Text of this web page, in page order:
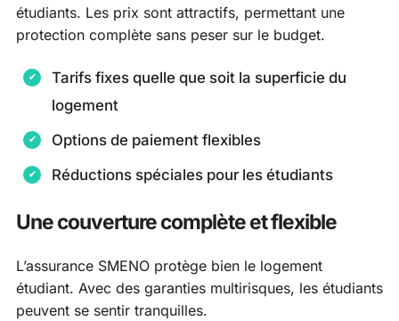
étudiants. Les prix sont attractifs, permettant une
protection complète sans peser sur le budget.
Tarifs fixes quelle que soit la superficie du
logement
Options de paiement flexibles
Réductions spéciales pour les étudiants
Une couverture complète et flexible
L’assurance SMENO protège bien le logement
étudiant. Avec des garanties multirisques, les étudiants
peuvent se sentir tranquilles.